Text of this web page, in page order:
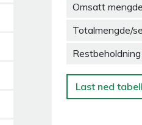
Omsatt mengde
Totalmengde/
Restbeholdning
Last ned